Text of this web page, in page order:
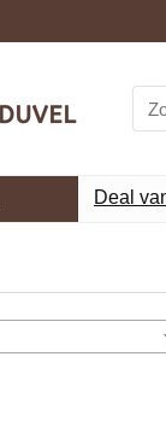
for:
Deal